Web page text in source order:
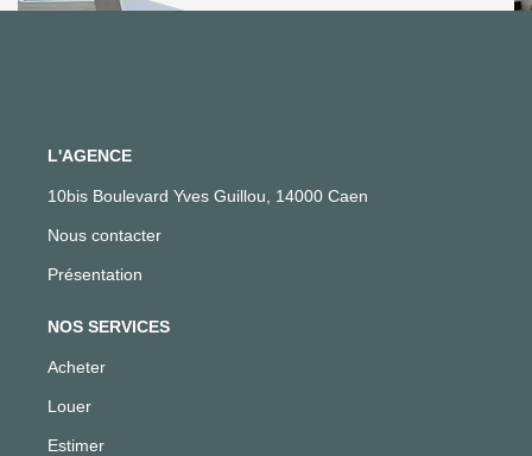
L'AGENCE
10bis Boulevard Yves Guillou, 14000 Caen
Nous contacter
Présentation
NOS SERVICES
Acheter
Louer
Estimer